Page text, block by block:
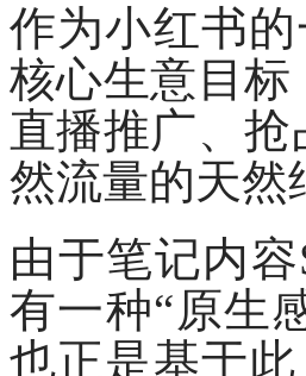
作为小红书
核心生意目标
直播推广、
然流量的天然
由于笔记内容
有一种“原生
也正是基于